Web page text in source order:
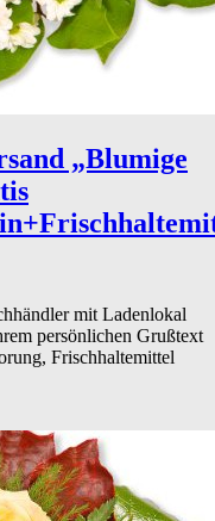
„Blumige
mit Ladenlokal
persönlichen Grußtext
Frischhaltemittel